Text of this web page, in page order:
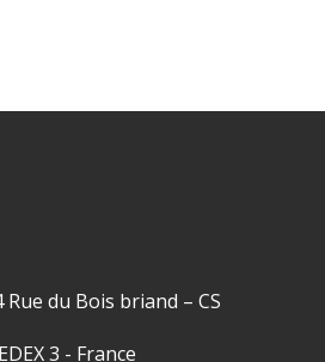
Rue du Bois briand – CS
3 - France